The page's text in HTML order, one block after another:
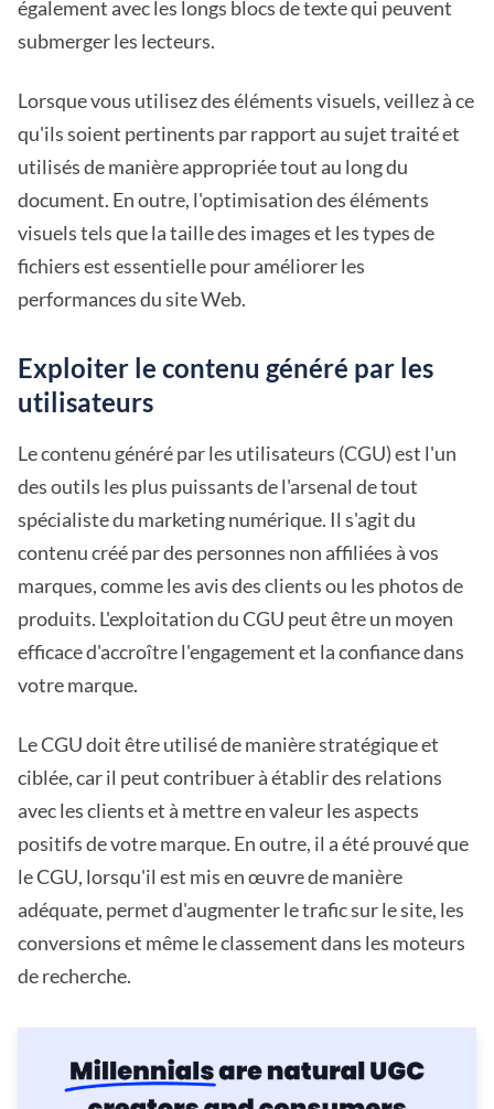
également avec les longs blocs de texte qui peuvent
submerger les lecteurs.
Lorsque vous utilisez des éléments visuels, veillez à ce
qu'ils soient pertinents par rapport au sujet traité et
utilisés de manière appropriée tout au long du
document. En outre, l'optimisation des éléments
visuels tels que la taille des images et les types de
fichiers est essentielle pour améliorer les
performances du site Web.
Exploiter le contenu généré par les
utilisateurs
Le contenu généré par les utilisateurs (CGU) est l'un
des outils les plus puissants de l'arsenal de tout
spécialiste du marketing numérique. Il s'agit du
contenu créé par des personnes non affiliées à vos
marques, comme les avis des clients ou les photos de
produits. L'exploitation du CGU peut être un moyen
efficace d'accroître l'engagement et la confiance dans
votre marque.
Le CGU doit être utilisé de manière stratégique et
ciblée, car il peut contribuer à établir des relations
avec les clients et à mettre en valeur les aspects
positifs de votre marque. En outre, il a été prouvé que
le CGU, lorsqu'il est mis en œuvre de manière
adéquate, permet d'augmenter le trafic sur le site, les
conversions et même le classement dans les moteurs
de recherche.